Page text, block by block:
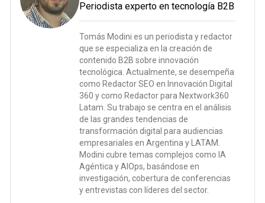
Periodista experto en tecnología B2B
Tomás Modini es un periodista y redactor
que se especializa en la creación de
contenido B2B sobre innovación
tecnológica. Actualmente, se desempeña
como Redactor SEO en Innovación Digital
360 y como Redactor para Nextwork360
Latam. Su trabajo se centra en el análisis
de las grandes tendencias de
transformación digital para audiencias
empresariales en Argentina y LATAM.
Modini cubre temas complejos como IA
Agéntica y AIOps, basándose en
investigación, cobertura de conferencias
y entrevistas con líderes del sector.